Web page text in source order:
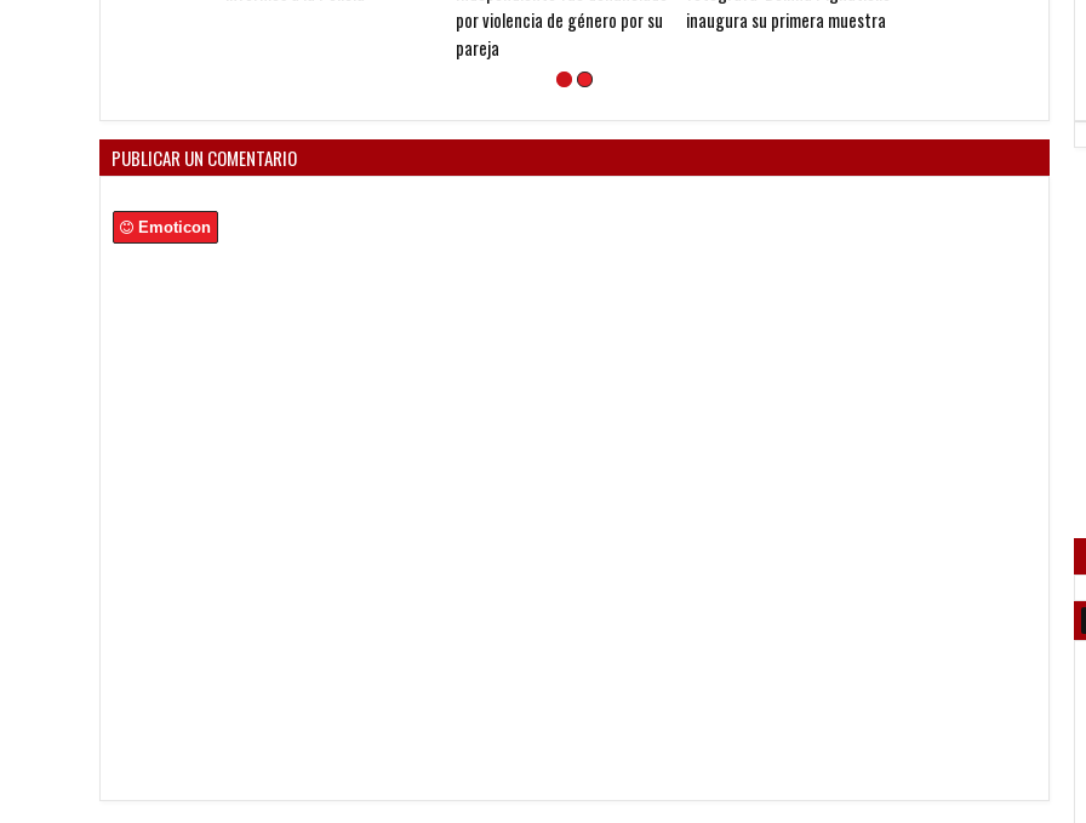
por violencia de género por su
inaugura su primera muestra
PUBLICAR UN COMENTARIO
Emoticon